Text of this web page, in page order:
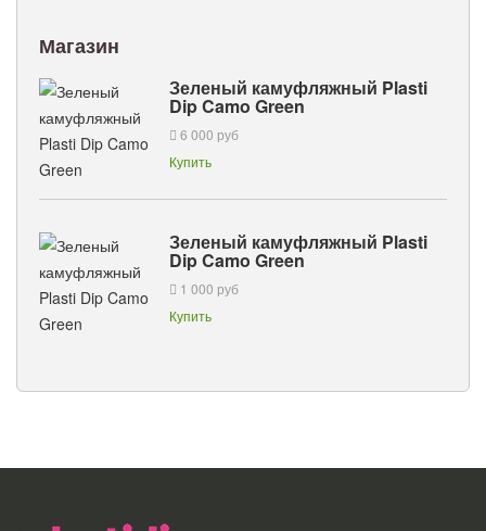
Магазин
Зеленый камуфляжный Plasti
Dip Camo Green
6 000 руб
Купить
Зеленый камуфляжный Plasti
Dip Camo Green
1 000 руб
Купить